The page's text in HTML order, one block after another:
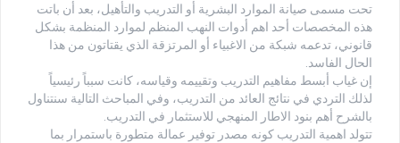
تحت مسمى صيانة الموارد البشرية أو التدريب والتأهيل، بعد أن باتت
هذه المخصصات أحد اهم أدوات النهب المنظم لموارد المنظمة بشكل
قانوني، تدعمه شبكة من الاغبياء أو المرتزقة الذي يقتاتون من هذا
الحال الفاسد.
إن غياب أبسط مفاهيم التدريب وتقييمه وقياسه، كانت سبباً رئيسياً
لذلك التردي في نتائج العائد من التدريب، وفي المباحث التالية سنتناول
بالشرح أهم بنود الاطار المنهجي للاستثمار في التدريب.
تتولد اهمية التدريب كونه مصدر توفير عمالة متطورة باستمرار بما